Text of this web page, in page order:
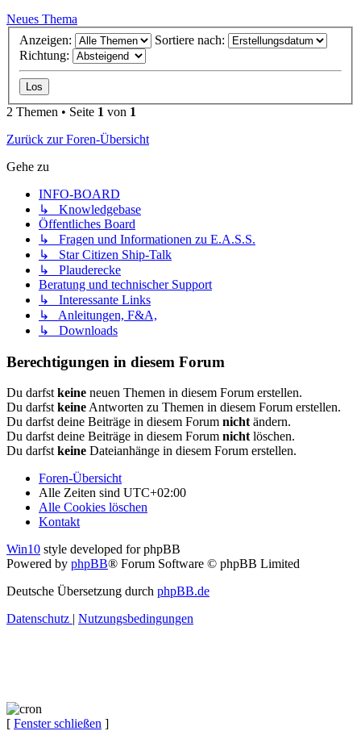
Neues Thema
Anzeigen:
Sortiere nach:
Richtung:
2 Themen • Seite 1 von 1
Zurück zur Foren-Übersicht
Gehe zu
INFO-BOARD
↳ Knowledgebase
Öffentliches Board
↳ Fragen und Informationen zu E.A.S.S.
↳ Star Citizen Ship-Talk
↳ Plauderecke
Beratung und technischer Support
↳ Interessante Links
↳ Anleitungen, F&A,
↳ Downloads
Berechtigungen in diesem Forum
Du darfstkeine neuen Themen in diesem Forum erstellen.
Du darfstkeineAntworten zu Themen in diesem Forum erstellen.
Du darfst deine Beiträge in diesem Forum nichtändern.
Du darfst deine Beiträge in diesem Forum nichtlöschen.
Du darfstkeine Dateianhänge in diesem Forum erstellen.
Foren-Übersicht
Alle Zeiten sind UTC+02:00
Alle Cookies löschen
Kontakt
Win10 style developed for phpBB
Powered by phpBB® Forum Software © phpBB Limited
Deutsche Übersetzung durch phpBB.de
Datenschutz
Nutzungsbedingungen
[ Fenster schließen ]